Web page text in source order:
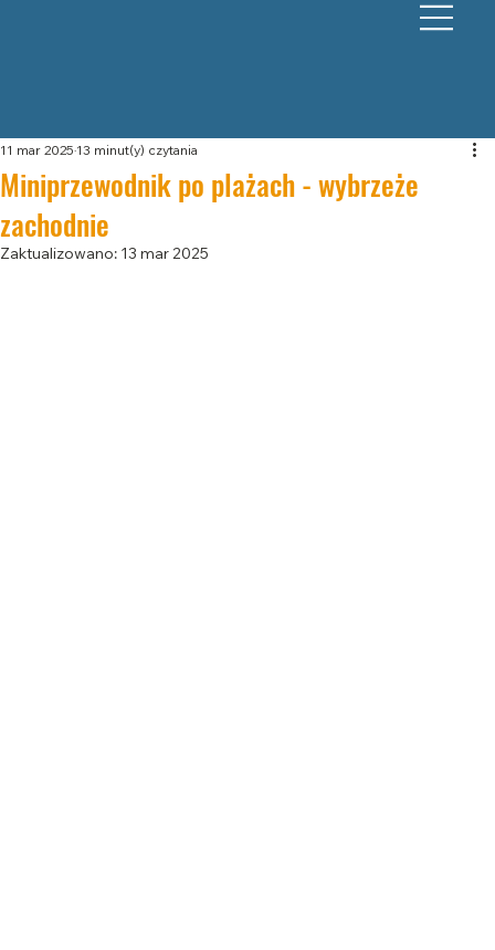
Miniprzewodnik po plażach - wybrzeże
zachodnie
11 mar 2025 13 minut(y) czytania
Zaktualizowano: 13 mar 2025